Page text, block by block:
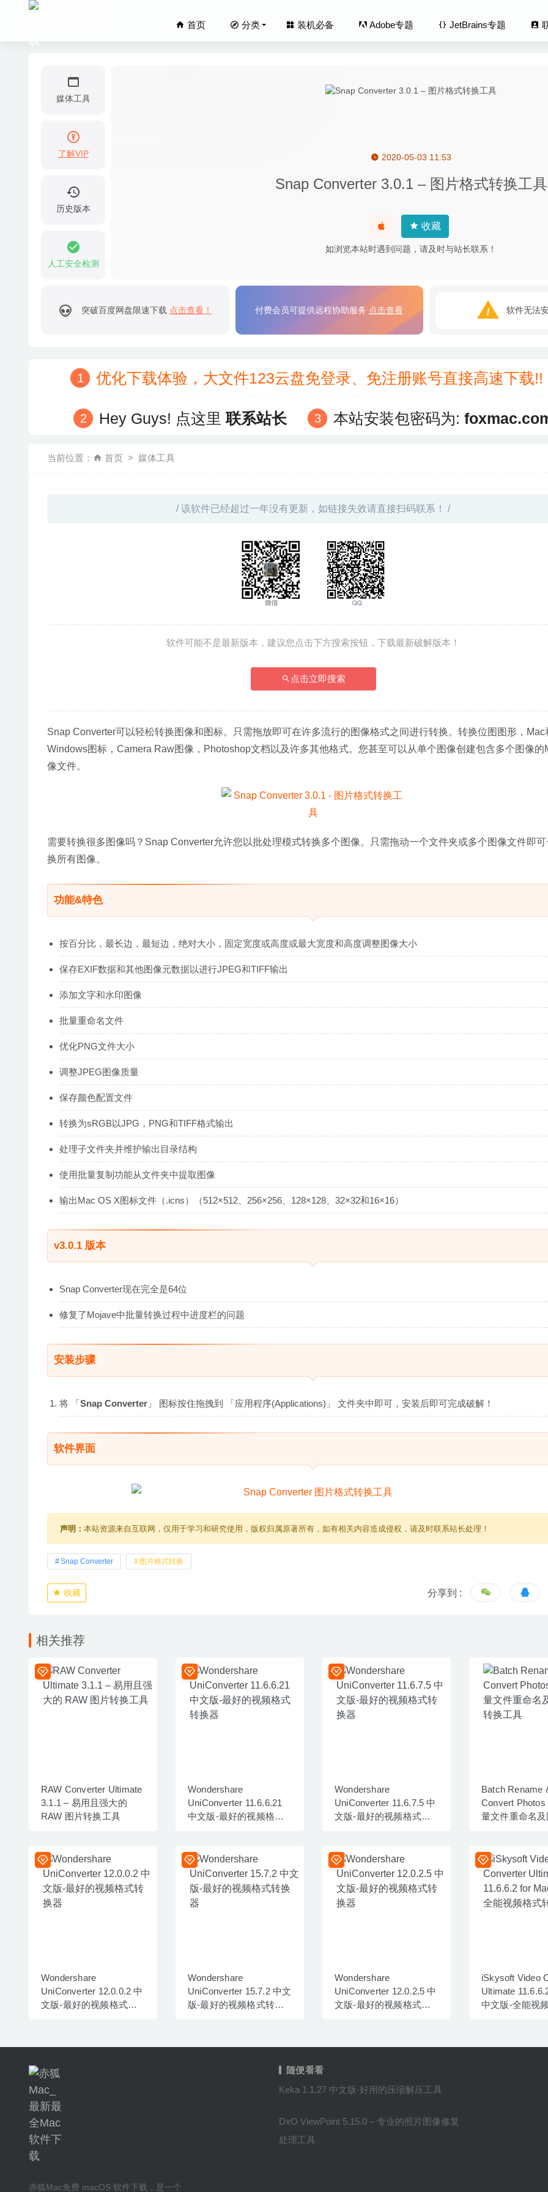
首页 分类 装机必备 Adobe专题 JetBrains专题
媒体工具
了解VIP
历史版本
人工安全检测
2020-05-03 11:53
Snap Converter 3.0.1 – 图片格式转换工具
收藏
如浏览本站时遇到问题，请及时与站长联系！
突破百度网盘限速下载 点击查看！ 付费会员可提供远程协助服务 点击查看 软件无法
优化下载体验，大文件123云盘免登录、免注册账号直接高速下
Hey Guys! 点这里联系站长 本站安装包密码为:
当前位置： 首页 媒体工具
/ 该软件已经超过一年没有更新，如链接失效请直接扫码联系！ /
软件可能不是最新版本，建议您点击下方搜索按钮，下载最新破解版本！
点击立即搜索
Snap Converter可以轻松转换图像和图标。只需拖放即可在许多流行的图像格式之间进行转换。转换位图图形，Mac
Windows图标，Camera Raw图像，Photoshop文档以及许多其他格式。您甚至可以从单个图像创建包含多个图像的
像文件。
需要转换很多图像吗？Snap Converter允许您以批处理模式转换多个图像。只需拖动一个文件夹或多个图像文件即
换所有图像。
功能&特色
按百分比，最长边，最短边，绝对大小，固定宽度或高度或最大宽度和高度调整图像大小
保存EXIF数据和其他图像元数据以进行JPEG和TIFF输出
添加文字和水印图像
批量重命名文件
优化PNG文件大小
调整JPEG图像质量
保存颜色配置文件
转换为sRGB以JPG，PNG和TIFF格式输出
处理子文件夹并维护输出目录结构
使用批量复制功能从文件夹中提取图像
输出Mac OS X图标文件（.icns）（512×512、256×256、128×128、32×32和16×16）
v3.0.1 版本
Snap Converter现在完全是64位
修复了Mojave中批量转换过程中进度栏的问题
安装步骤
将 「Snap Converter 」 图标按住拖拽到 「应用程序(Applications)」 文件夹中即可，安装后即可完成破解！
软件界面
声明： 本站资源来自互联网，仅用于学习和研究使用，版权归属原著所有，如有相关内容造成侵权，请及时联系站长处理！
Snap Converter 图片格式转换
收藏 分享到 :
相关推荐
RAW Converter Ultimate
3.1.1 – 易用且强大的
RAW 图片转换工具
Wondershare
UniConverter 11.6.6.21
中文版-最好的视频格式
Wondershare
UniConverter 11.6.7.5 中
文版-最好的视频格式转
Batch Rename
Convert Photos
量文件重命名
Wondershare
UniConverter 12.0.0.2 中
文版-最好的视频格式转
Wondershare
UniConverter 15.7.2 中文
版-最好的视频格式转换
Wondershare
UniConverter 12.0.2.5 中
文版-最好的视频格式转
iSkysoft Video
Ultimate
中文版-全能视
赤狐Mac免费 macOS 软件下载 ，是一个
随便看看
Keka 1.1.27 中文版-好用的压缩解压工具
DxO ViewPoint 5.15.0 – 专业的照片图像修复
处理工具
Amadeus Pro 2.7.3 (2374) for Mac中文版-多音轨音频编辑器 2020-02-23
Audio Editor 3.8.2 中文版 – 全能的音频编辑器 2025-09-01
iSubtitle 3.3.2 for Mac- 非常优秀的视频字幕编辑工具 2020-02-29